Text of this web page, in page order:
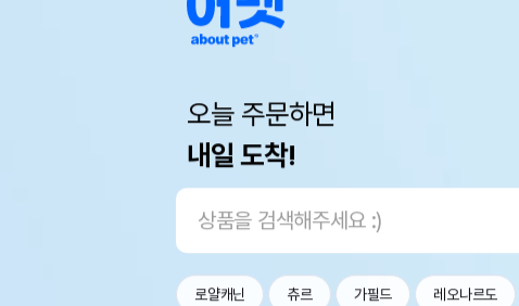
오늘 주문하면
내일 도착!
로얄캐닌 츄르 가필드 레오나르도